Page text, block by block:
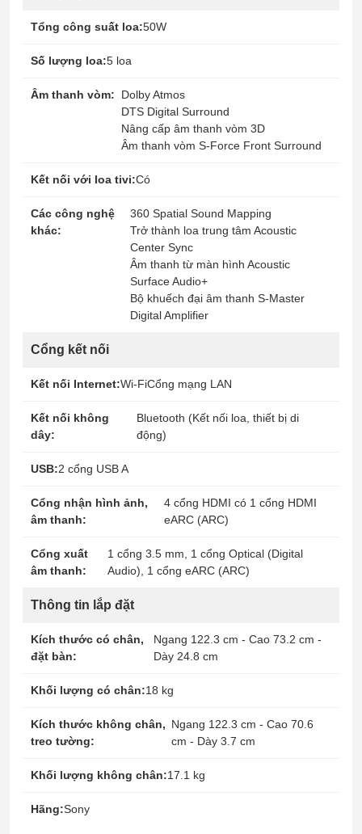
Tổng công suất loa:50W
Số lượng loa:5 loa
Âm thanh vòm:
Dolby Atmos
DTS Digital Surround
Nâng cấp âm thanh vòm 3D
Âm thanh vòm S-Force Front Surround
Kết nối với loa tivi:Có
Các công nghệ
khác:
360 Spatial Sound Mapping
Trở thành loa trung tâm Acoustic
Center Sync
Âm thanh từ màn hình Acoustic
Surface Audio+
Bộ khuếch đại âm thanh S-Master
Digital Amplifier
Cổng kết nối
Kết nối Internet:Wi-FiCổng mạng LAN
Kết nối không
dây:
Bluetooth (Kết nối loa, thiết bị di
động)
USB:2 cổng USB A
Cổng nhận hình ảnh,
âm thanh:
4 cổng HDMI có 1 cổng HDMI
eARC (ARC)
Cổng xuất
âm thanh:
1 cổng 3.5 mm, 1 cổng Optical (Digital
Audio), 1 cổng eARC (ARC)
Thông tin lắp đặt
Kích thước có chân,
đặt bàn:
Ngang 122.3 cm - Cao 73.2 cm -
Dày 24.8 cm
Khối lượng có chân:18 kg
Kích thước không chân,
treo tường:
Ngang 122.3 cm - Cao 70.6
cm - Dày 3.7 cm
Khối lượng không chân:17.1 kg
Hãng:Sony